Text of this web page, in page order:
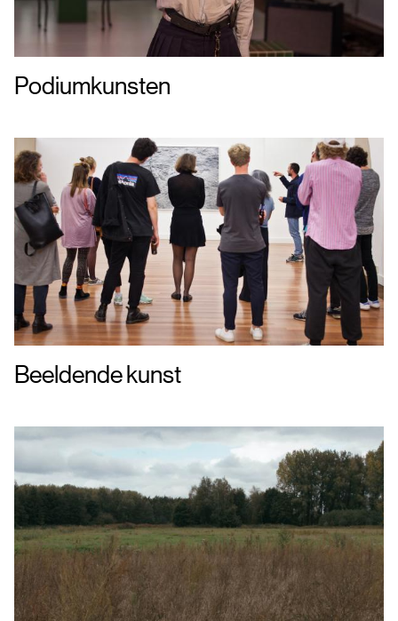
Podiumkunsten
Beeldende kunst